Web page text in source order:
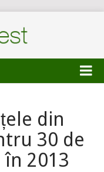
din
30 de
2013